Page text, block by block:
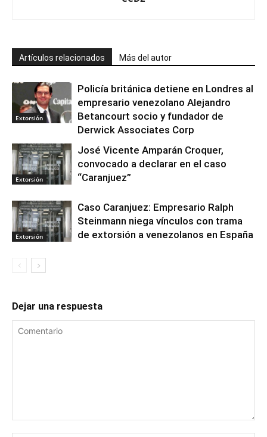
Artículos relacionados Más del autor
Extorsión
Policía británica detiene en Londres al
empresario venezolano Alejandro
Betancourt socio y fundador de
Derwick Associates Corp
Extorsión
José Vicente Amparán Croquer,
convocado a declarar en el caso
“Caranjuez”
Extorsión
Caso Caranjuez: Empresario Ralph
Steinmann niega vínculos con trama
de extorsión a venezolanos en España
Dejar una respuesta